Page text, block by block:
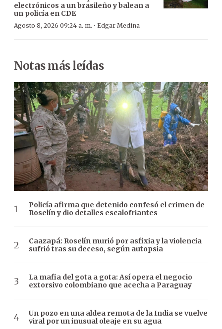
electrónicos a un brasileño y balean a
un policía en CDE
Agosto 8, 2026 09:24 a. m. · Edgar Medina
Notas más leídas
Policía afirma que detenido confesó el crimen de
Roselín y dio detalles escalofriantes
Caazapá: Roselín murió por asfixia y la violencia
sufrió tras su deceso, según autopsia
La mafia del gota a gota: Así opera el negocio
extorsivo colombiano que acecha a Paraguay
Un pozo en una aldea remota de la India se vuelve
viral por un inusual oleaje en su agua